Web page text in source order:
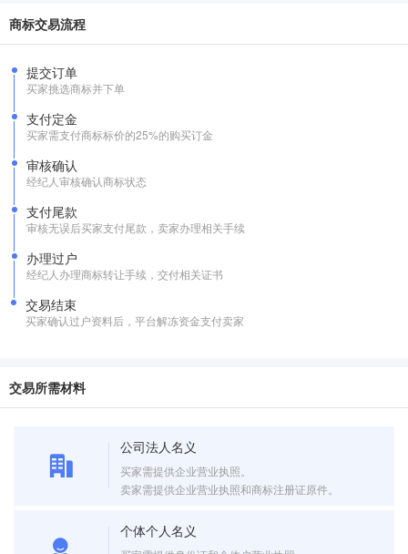
商标交易流程
提交订单
买家挑选商标并下单
支付定金
买家需支付商标标价的25%的购买订金
审核确认
经纪人审核确认商标状态
支付尾款
审核无误后买家支付尾款，卖家办理相关手续
办理过户
经纪人办理商标转让手续，交付相关证书
交易结束
买家确认过户资料后，平台解冻资金支付卖家
交易所需材料
公司法人名义
买家需提供企业营业执照。
卖家需提供企业营业执照和商标注册证原件。
个体个人名义